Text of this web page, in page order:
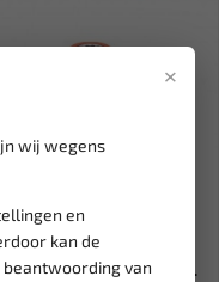
×
wij wegens
en
kan de
van
3/8'' 12-kant dop
14 mm 100V VDE...